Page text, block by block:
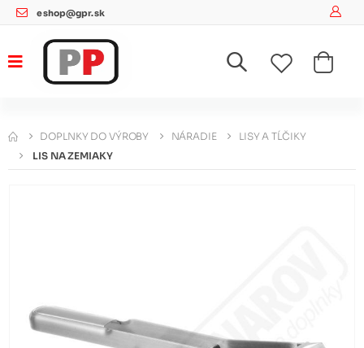
eshop@gpr.sk
DOPLNKY DO VÝROBY NÁRADIE
LISY A TĹČIKY
LIS NA ZEMIAKY